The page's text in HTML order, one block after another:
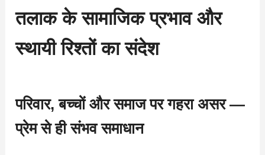
तलाक के सामाजिक प्रभाव और
स्थायी रिश्तों का संदेश
परिवार, बच्चों और समाज पर गहरा असर —
प्रेम से ही संभव समाधान